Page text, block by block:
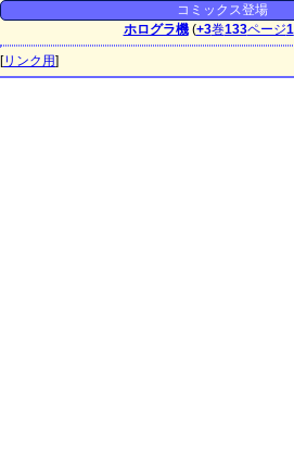
コミックス登場
ホログラ機(+3巻133ページ1
[リンク用]